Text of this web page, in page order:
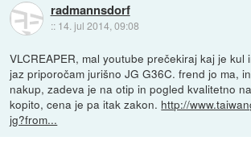
radmannsdorf
:: 14. jul 2014, 09:08
VLCREAPER, mal youtube prečekiraj kaj je kul
jaz priporočam jurišno JG G36C. frend jo ma,
nakup, zadeva je na otip in pogled kvalitetno
kopito, cena je pa itak zakon. http://
jg?from...